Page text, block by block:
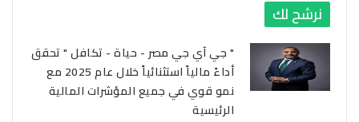
نرشح لك
" جي آي جي مصر - حياة - تكافل " تحقق
أداءً مالياً استثنائياً خلال عام 2025 مع
نمو قوي في جميع المؤشرات المالية
الرئيسية